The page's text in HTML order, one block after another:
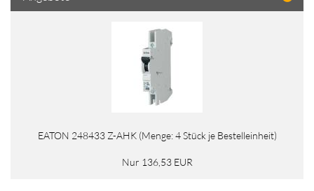
EATON 248433 Z-AHK (Menge: 4 Stück je Bestelleinheit)
Nur 136,53 EUR